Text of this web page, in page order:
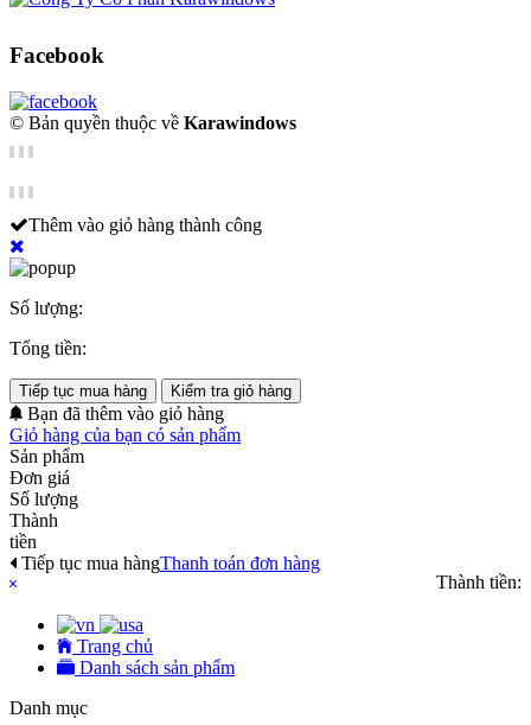
Facebook
© Bản quyền thuộc về Karawindows
Thêm vào giỏ hàng thành công
Số lượng:
Tổng tiền:
Tiếp tục mua hàng Kiểm tra giỏ hàng
Bạn đã thêm vào giỏ hàng
Giỏ hàng của bạn có sản phẩm
Sản phẩm
Đơn giá
Số lượng
Thành
tiền
Tiếp tục mua hàng
Thành tiền:
Thanh toán đơn hàng
Trang chủ
Danh sách sản phẩm
Danh mục